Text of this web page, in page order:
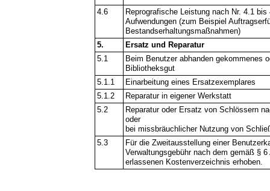
4.6
Reprografische Leistung nach Nr. 4.1
Aufwendungen (zum Beispiel
Bestandserhaltungsmaßnahmen)
5.
Ersatz und Reparatur
5.1
Beim Benutzer abhanden gekommenes
Bibliotheksgut
5.1.1
Einarbeitung eines Ersatzexemplares
5.1.2
Reparatur in eigener Werkstatt
5.2
Reparatur oder Ersatz von Schlössern
oder
bei missbräuchlicher Nutzung von
5.3
Für die Zweitausstellung einer
Verwaltungsgebühr nach dem gemäß §
erlassenen Kostenverzeichnis erhoben.